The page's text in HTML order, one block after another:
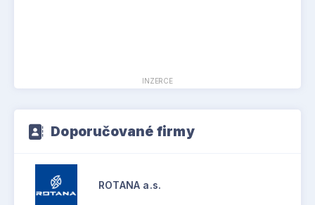
INZERCE
Doporučované firmy
ROTANA a.s.